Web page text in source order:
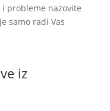
probleme nazovite
samo radi Vas
iz